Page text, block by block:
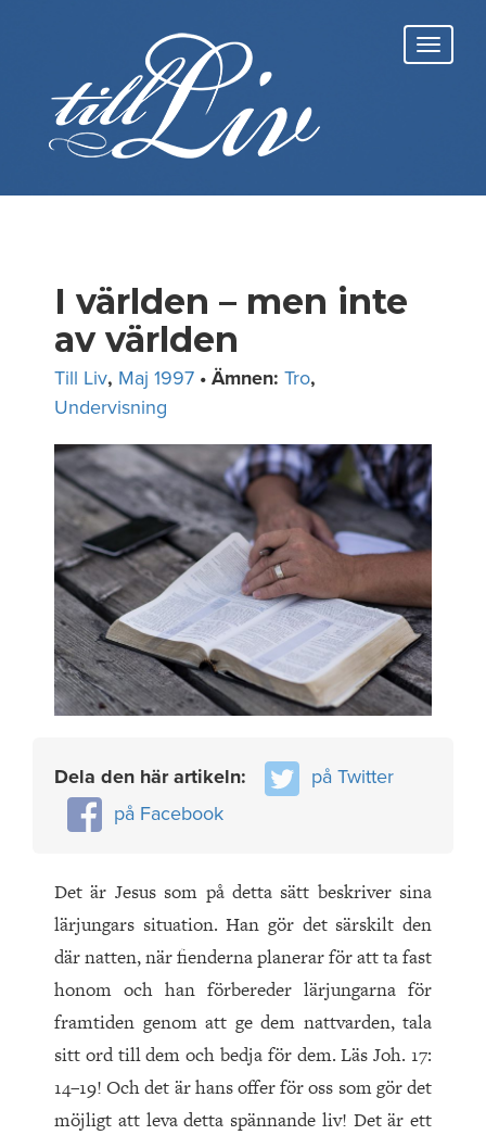
I världen – men inte
av världen
Till Liv, Maj 1997 • Ämnen: Tro,
Undervisning
Dela den här artikeln:
på Twitter
på Facebook
Det är Jesus som på detta sätt beskriver sina
lärjungars situation. Han gör det särskilt den
där natten, när fienderna planerar för att ta fast
honom och han förbereder lärjungarna för
framtiden genom att ge dem nattvarden, tala
sitt ord till dem och bedja för dem. Läs Joh. 17:
14–19! Och det är hans offer för oss som gör det
möjligt att leva detta spännande liv! Det är ett